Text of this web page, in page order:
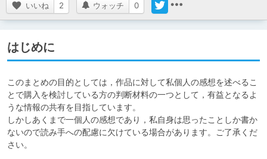
いいね 2 ウォッチ 0
はじめに
このまとめの目的としては，作品に対して私個人の感想を述べるこ
とで購入を検討している方の判断材料の一つとして，有益となるよ
うな情報の共有を目指しています。
しかしあくまで一個人の感想であり，私自身は思ったことしか書か
ないので読み手への配慮に欠けている場合があります。ご了承くだ
さい。